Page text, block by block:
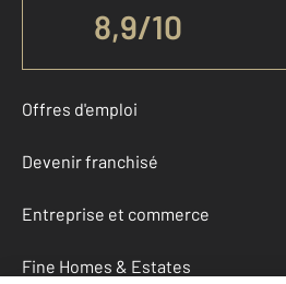
8,9/10
Offres d'emploi
Devenir franchisé
Entreprise et commerce
Fine Homes & Estates